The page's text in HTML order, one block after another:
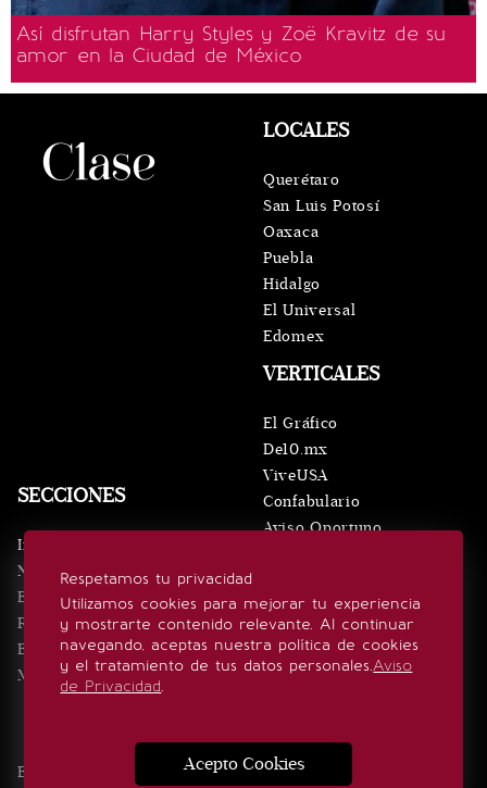
Así disfrutan Harry Styles y Zoë Kravitz de su
amor en la Ciudad de México
Respetamos tu privacidad
Utilizamos cookies para mejorar tu experiencia
y mostrarte contenido relevante. Al continuar
navegando, aceptas nuestra política de cookies
y el tratamiento de tus datos personales.Aviso
de Privacidad.
Acepto Cookies
SECCIONES
Inicio
Noticias
Eventos
Realeza
Estilo de vida
Minuto x Minuto
VERTICALES
El Gráfico
De10.mx
ViveUSA
Confabulario
Aviso Oportuno
LOCALES
Querétaro
San Luis Potosí
Oaxaca
Puebla
Hidalgo
El Universal
Edomex
SÍGUENOS
Edición Impresa Noticias Quiénes somos